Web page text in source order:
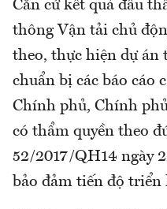
Căn cứ kết quả đấu
thông Vận tải chủ
theo, thực hiện dự án
chuẩn bị các báo
Chính phủ, Chính
có thẩm quyền theo
52/2017/QH14 ngày
bảo đảm tiến độ triển